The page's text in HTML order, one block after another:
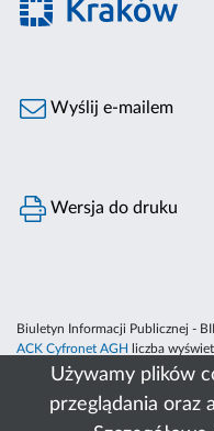
Używamy plików
przeglądania oraz
Wyślij e-mailem
Wersja do druku
Biuletyn Informacji Publicznej -
ACK Cyfronet AGH
liczba